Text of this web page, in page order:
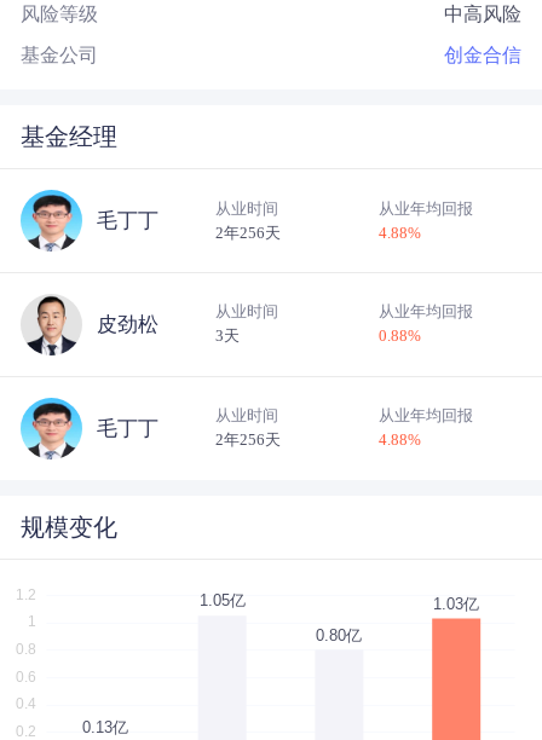
风险等级 中高风险
基金公司 创金合信
基金经理
毛丁丁
从业时间
2年256天
从业年均回报
4.88%
皮劲松
从业时间
3天
从业年均回报
0.88%
毛丁丁
从业时间
2年256天
从业年均回报
4.88%
规模变化